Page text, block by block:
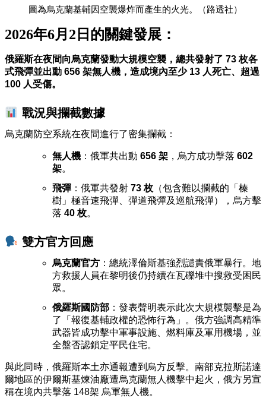
圖為烏克蘭基輔因空襲爆炸而產生的火光。（路透社）
2026年6月2日 的關鍵發展：
俄羅斯在夜間向烏克蘭發動大規模空襲，總共發射了 73 枚各
式飛彈並出動 656 架無人機，造成境內至少 13 人死亡、超過
100 人受傷。
戰況與攔截數據
烏克蘭防空系統在夜間進行了密集攔截：
無人機 ：俄軍共出動 656 架 ，烏方成功擊落 602
架。
飛彈 ：俄軍共發射 73 枚 （包含難以攔截的「榛
樹」極音速飛彈、彈道飛彈及巡航飛彈），烏方擊
落 40 枚。
雙方官方回應
烏克蘭官方 ：總統澤倫斯基強烈譴責俄軍暴行。地
方救援人員在黎明後仍持續在瓦礫堆中搜救受困民
眾。
俄羅斯國防部 ：發表聲明表示此次大規模襲擊是為
了「報復基輔政權的恐怖行為」。俄方強調高精準
武器皆成功擊中軍事設施、燃料庫及軍用機場，並
全盤否認鎖定平民住宅。
與此同時，俄羅斯本土亦通報遭到烏方反擊。南部克拉斯諾達
爾地區的伊爾斯基煉油廠遭烏克蘭無人機擊中起火，俄方另宣
稱在境內共擊落 148架 烏軍無人機。